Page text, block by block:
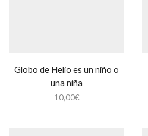
Globo de Helio es un niño o
una niña
10,00€